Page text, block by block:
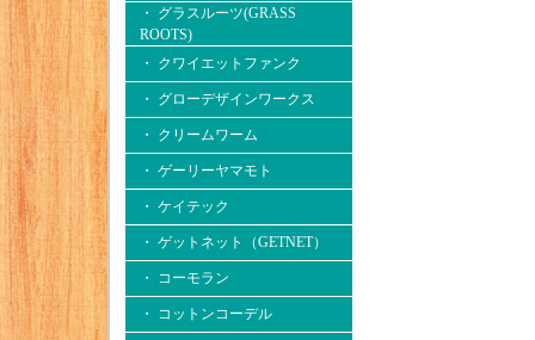
・ グラスルーツ(GRASS
ROOTS)
・ クワイエットファンク
・ グローデザインワークス
・ クリームワーム
・ ゲーリーヤマモト
・ ケイテック
・ ゲットネット（GETNET）
・ コーモラン
・ コットンコーデル